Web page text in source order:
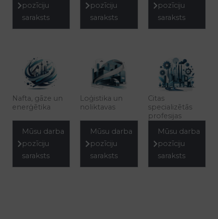
pozīciju
saraksts
pozīciju
saraksts
pozīciju
saraksts
Nafta, gāze un
enerģētika
Mūsu darba
pozīciju
saraksts
Loģistika un
noliktavas
Mūsu darba
pozīciju
saraksts
Citas
specializētās
profesijas
Mūsu darba
pozīciju
saraksts